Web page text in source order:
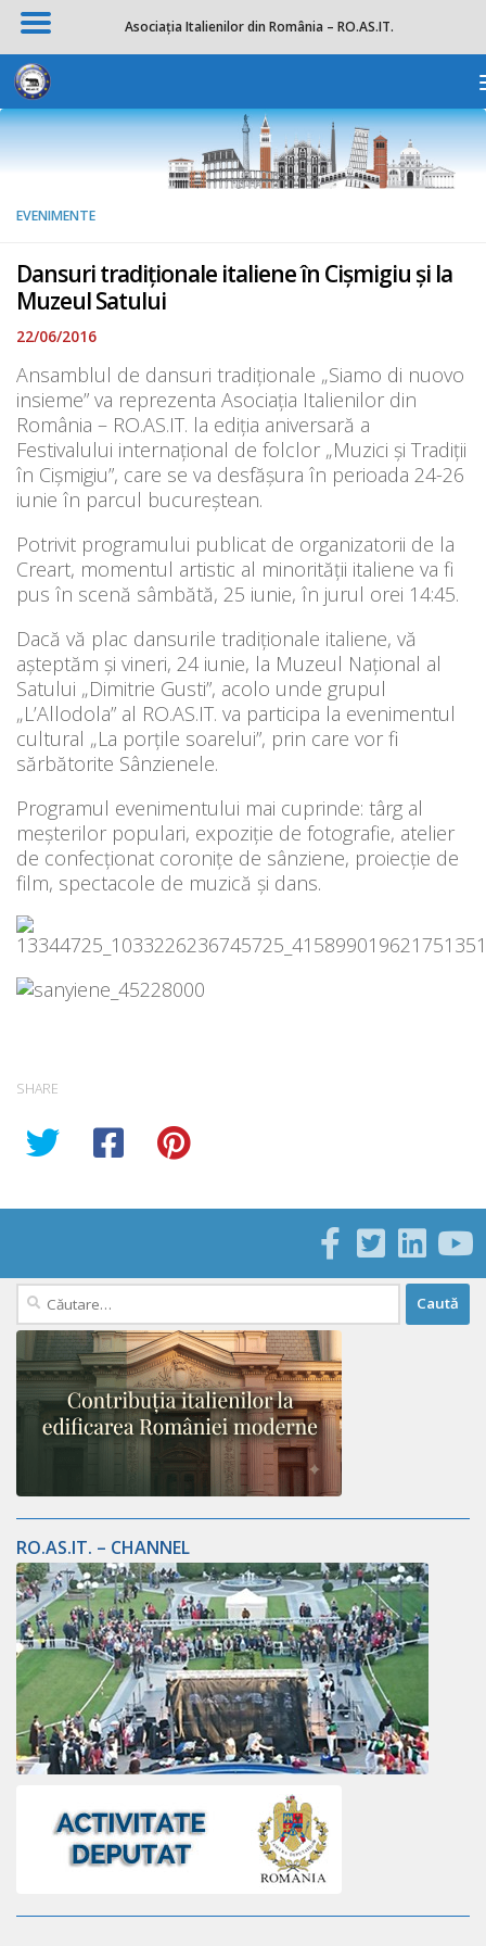
Skip to content
EVENIMENTE
Dansuri tradiționale italiene în Cișmigiu și la
Muzeul Satului
22/06/2016
Ansamblul de dansuri tradiționale „Siamo di nuovo
insieme” va reprezenta Asociația Italienilor din
România – RO.AS.IT. la ediția aniversară a
Festivalului internațional de folclor „Muzici și Tradiții
în Cișmigiu”, care se va desfășura în perioada 24-26
iunie în parcul bucureștean.
Potrivit programului publicat de organizatorii de la
Creart, momentul artistic al minorității italiene va fi
pus în scenă sâmbătă, 25 iunie, în jurul orei 14:45.
Dacă vă plac dansurile tradiționale italiene, vă
așteptăm și vineri, 24 iunie, la Muzeul Național al
Satului „Dimitrie Gusti”, acolo unde grupul
„L’Allodola” al RO.AS.IT. va participa la evenimentul
cultural „La porțile soarelui”, prin care vor fi
sărbătorite Sânzienele.
Programul evenimentului mai cuprinde: târg al
meșterilor populari, expoziție de fotografie, atelier
de confecționat coronițe de sânziene, proiecție de
film, spectacole de muzică și dans.
SHARE
Caută
după:
RO.AS.IT. – CHANNEL
Asociația Italienilor din România – RO.AS.IT.